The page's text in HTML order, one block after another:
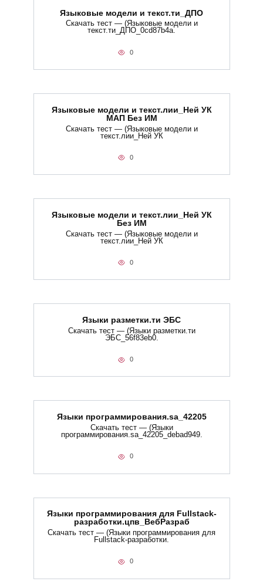
Языковые модели и текст.ти_ДПО
Скачать тест — (Языковые модели и
текст.ти_ДПО_0cd87b4a.
0
Языковые модели и текст.лии_Ней УК
МАП Без ИМ
Скачать тест — (Языковые модели и
текст.лии_Ней УК
0
Языковые модели и текст.лии_Ней УК
Без ИМ
Скачать тест — (Языковые модели и
текст.лии_Ней УК
0
Языки разметки.ти​ ЭБС
Скачать тест — (Языки разметки.ти​
ЭБС_56f83eb0.
0
Языки программирования.sa_42205
Скачать тест — (Языки
программирования.sa_42205_debad949.
0
Языки программирования для Fullstack-
разработки.цпв_ВебРазраб
Скачать тест — (Языки программирования для
Fullstack-разработки.
0